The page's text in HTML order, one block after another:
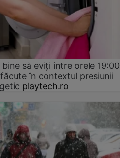
să eviți între orele
în contextul presiunii
playtech.ro